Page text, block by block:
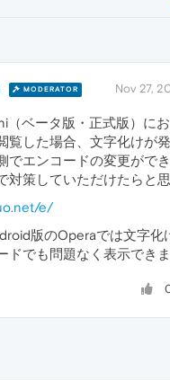
MODERATOR Nov 27,
（ベータ版・正式版）に
覧した場合、文字化けが発
でエンコードの変更がで
対策していただけたらと思
e/
版のOperaでは文字化
ドでも問題なく表示できま